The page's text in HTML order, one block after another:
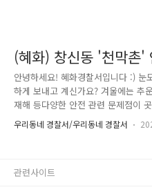
(혜화) 창신동 '천막촌'
실시!
안녕하세요! 혜화경찰서입니다 :)
하게 보내고 계신가요? 겨울에는 추
재해 등다양한 안전 관련 문제점이
는 더더욱 경찰, 지자체와 같은 기
혜화경찰서에서는 동절기 사고를 예
된 시설로 인해 다양한 자연재해에
우리동네 경찰서/우리동네 경찰서
관련사이트